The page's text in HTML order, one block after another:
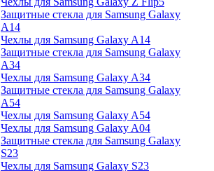
Защитные стекла для Samsung Galaxy
A14
Чехлы для Samsung Galaxy A14
Защитные стекла для Samsung Galaxy
A34
Чехлы для Samsung Galaxy A34
Защитные стекла для Samsung Galaxy
A54
Чехлы для Samsung Galaxy A54
Чехлы для Samsung Galaxy A04
Защитные стекла для Samsung Galaxy
S23
Чехлы для Samsung Galaxy S23